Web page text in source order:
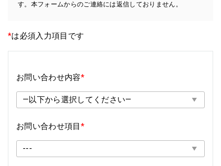
す。本フォームからのご連絡には返信しておりません。
*は必須入力項目です
お問い合わせ内容*
—以下から選択してください—
お問い合わせ項目 *
---